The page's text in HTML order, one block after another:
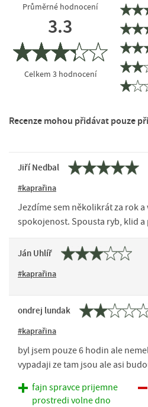
Průměrné hodnocení
3.3
Celkem 3hodnocení
Recenze mohou přidávat pouze
Jiří Nedbal
#kaprařina
Jezdíme sem několikrát za rok
spokojenost. Spousta ryb, klid a
Ján Uhlíř
#kaprařina
ondrej lundak
#kaprařina
byl jsem pouze 6 hodin ale
vypadaji ze tam jsou ale asi
fajn spravce prijemne
prostredi volne dno